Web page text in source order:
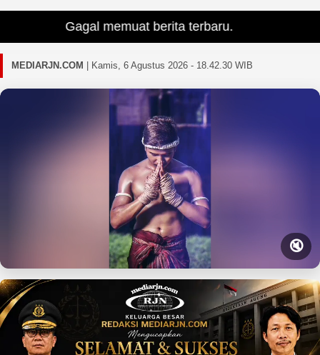
Gagal memuat berita terbaru.
MEDIARJN.COM Kamis, 6 Agustus 2026 - 18.42.31 WIB
🔇